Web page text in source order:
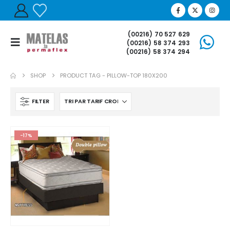
(00216) 70 527 629
(00216) 58 374 293
(00216) 58 374 294
SHOP PRODUCT TAG - PILLOW-TOP 180X200
FILTER
-17%